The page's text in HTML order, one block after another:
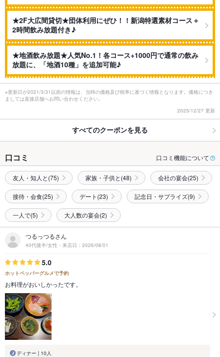
★2F大広間貸切★団体利用にぜひ！！新潟特選素材コース＋
2時間飲み放題付き♪
★地酒飲み放題★人気No.1！各コース+1000円で通常の飲み
放題に、「地酒10種」を追加可能♪
※更新日が2021/3/31以前の情報は、当時の価格及び税率に基づく情報となります。価格につき
ましては直接店舗へお問い合わせください。
2025/12/27 更新
すべてのクーポンを見る
口コミ 口コミ機能について
友人・知人と(75) 家族・子供と(48) 会社の宴会(25)
接待・会食(25) デート(23) 記念日・サプライズ(9)
一人で(5) 大人数の宴会(2)
つるっつるさん
40代後半/女性・来店日：2026/08/01
5.0
ホットペッパーグルメで予約
お料理がおいしかったです。
ディナー | 10人